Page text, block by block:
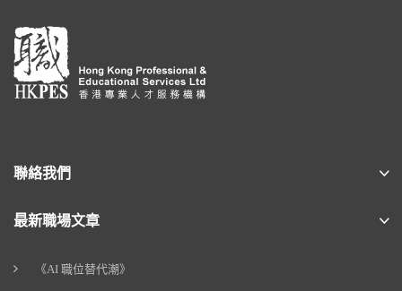
聯絡我們
最新職場文章
《AI 職位替代潮》